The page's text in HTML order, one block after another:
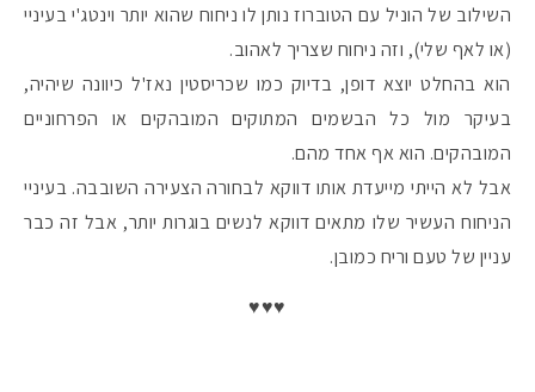
השילוב של הוניל עם הטוברוז נותן לו ניחוח שהוא יותר וינטג'י בעיניי
(או לאף שלי), וזה ניחוח שצריך לאהוב.
הוא בהחלט יוצא דופן, בדיוק כמו שכריסטין נאז'ל כיוונה שיהיה,
בעיקר מול כל הבשמים המתוקים המובהקים או הפרחוניים
המובהקים. הוא אף אחד מהם.
אבל לא הייתי מייעדת אותו דווקא לבחורה הצעירה השובבה. בעיניי
הניחוח העשיר שלו מתאים דווקא לנשים בוגרות יותר, אבל זה כבר
עניין של טעם וריח כמובן.
♥♥♥